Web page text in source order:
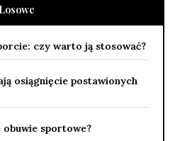
Losowe
czy warto ją stosować?
osiągnięcie postawionych
sportowe?